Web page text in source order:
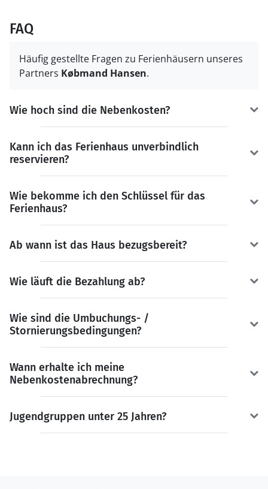
FAQ
Häufig gestellte Fragen zu Ferienhäusern unseres
Partners Købmand Hansen.
Wie hoch sind die Nebenkosten?
Kann ich das Ferienhaus unverbindlich
reservieren?
Wie bekomme ich den Schlüssel für das
Ferienhaus?
Ab wann ist das Haus bezugsbereit?
Wie läuft die Bezahlung ab?
Wie sind die Umbuchungs- /
Stornierungsbedingungen?
Wann erhalte ich meine
Nebenkostenabrechnung?
Jugendgruppen unter 25 Jahren?